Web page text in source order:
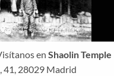
en Shaolin Temple
41, 28029 Madrid